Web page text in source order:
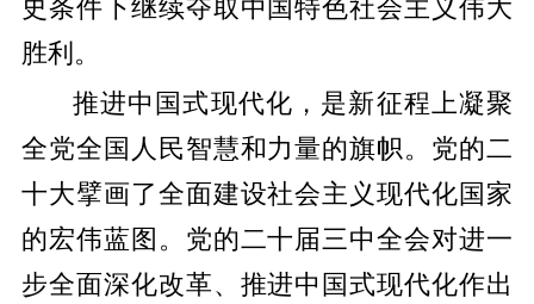
史条件下继续夺取中国特色社会主义伟大
胜利。
推进中国式现代化，是新征程上凝聚
全党全国人民智慧和力量的旗帜。党的二
十大擘画了全面建设社会主义现代化国家
的宏伟蓝图。党的二十届三中全会对进一
步全面深化改革、推进中国式现代化作出